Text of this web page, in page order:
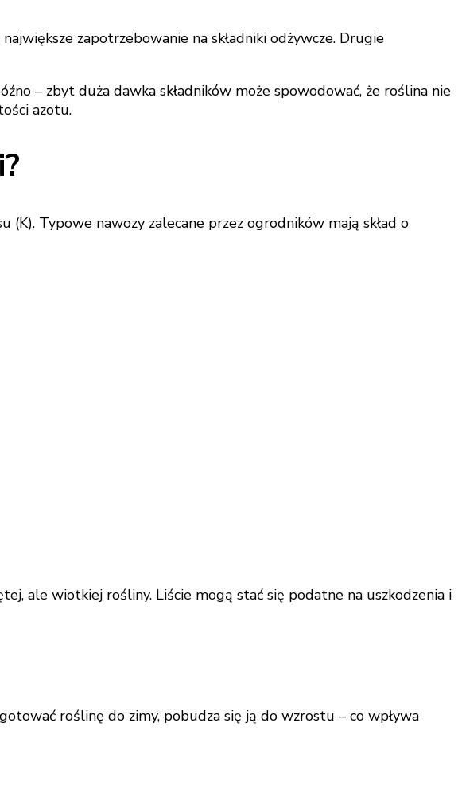
zapotrzebowanie na składniki odżywcze. Drugie
– zbyt duża dawka składników może spowodować, że roślina nie
azotu.
Typowe nawozy zalecane przez ogrodników mają skład o
ale wiotkiej rośliny. Liście mogą stać się podatne na uszkodzenia i
roślinę do zimy, pobudza się ją do wzrostu – co wpływa